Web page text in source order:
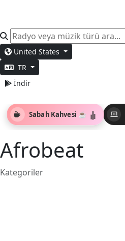
United States
TR
İndir
Sabah Kahvesi ☕
Afrobeat
Kategoriler